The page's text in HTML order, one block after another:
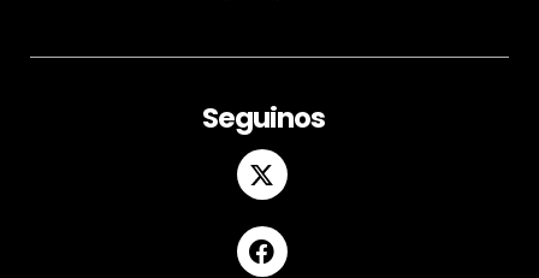
Seguinos